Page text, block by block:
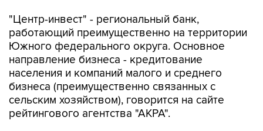
"Центр-инвест" - региональный банк,
работающий преимущественно на территории
Южного федерального округа. Основное
направление бизнеса - кредитование
населения и компаний малого и среднего
бизнеса (преимущественно связанных с
сельским хозяйством), говорится на сайте
рейтингового агентства "АКРА".